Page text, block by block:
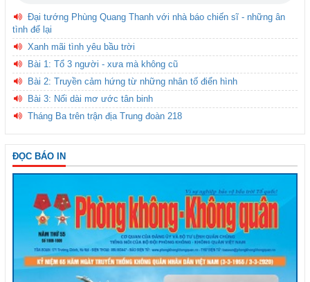
Đại tướng Phùng Quang Thanh với nhà báo chiến sĩ - những ân
tình để lại
Xanh mãi tình yêu bầu trời
Bài 1: Tổ 3 người - xưa mà không cũ
Bài 2: Truyền cảm hứng từ những nhân tố điển hình
Bài 3: Nối dài mơ ước tân binh
Tháng Ba trên trận địa Trung đoàn 218
ĐỌC BÁO IN